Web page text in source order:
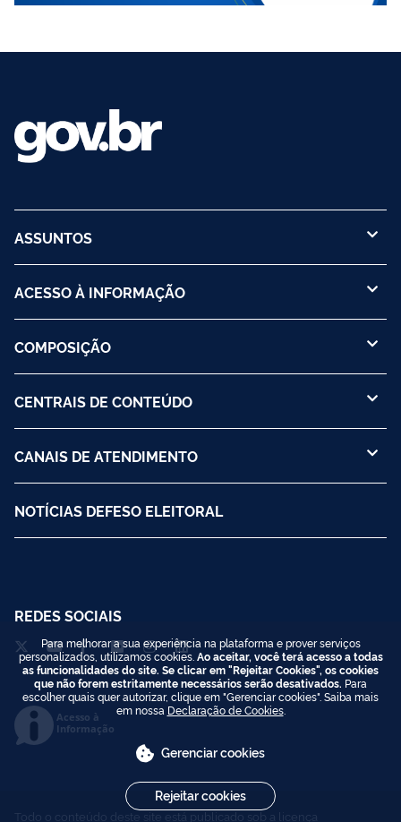
ASSUNTOS
ACESSO À INFORMAÇÃO
COMPOSIÇÃO
CENTRAIS DE CONTEÚDO
CANAIS DE ATENDIMENTO
NOTÍCIAS DEFESO ELEITORAL
REDES SOCIAIS
Acesso à
Informação
Todo o conteúdo deste site está publicado sob a licença
Para melhorar a sua experiência na plataforma e prover serviços
personalizados, utilizamos cookies. Ao aceitar, você terá acesso a todas
as funcionalidades do site. Se clicar em "Rejeitar Cookies", os cookies
que não forem estritamente necessários serão desativados. Para
escolher quais quer autorizar, clique em "Gerenciar cookies". Saiba mais
em nossa Declaração de Cookies.
Gerenciar cookies
Rejeitar cookies